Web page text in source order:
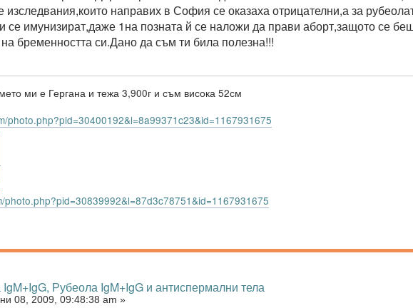
изследвания,които направих в София се оказаха отрицателни,а за
се имунизират,даже 1на позната й се наложи да прави аборт,защото се
бременността си.Дано да съм ти била полезна!!!
ми е Гергана и тежа 3,900г и съм висока 52см
photo.php?pid=30400192&l=8a99371c23&id=1167931675
photo.php?pid=30839992&l=87d3c78751&id=1167931675
Рубеола IgM+IgG и антиспермални тела
08, 2009, 09:48:38 am »